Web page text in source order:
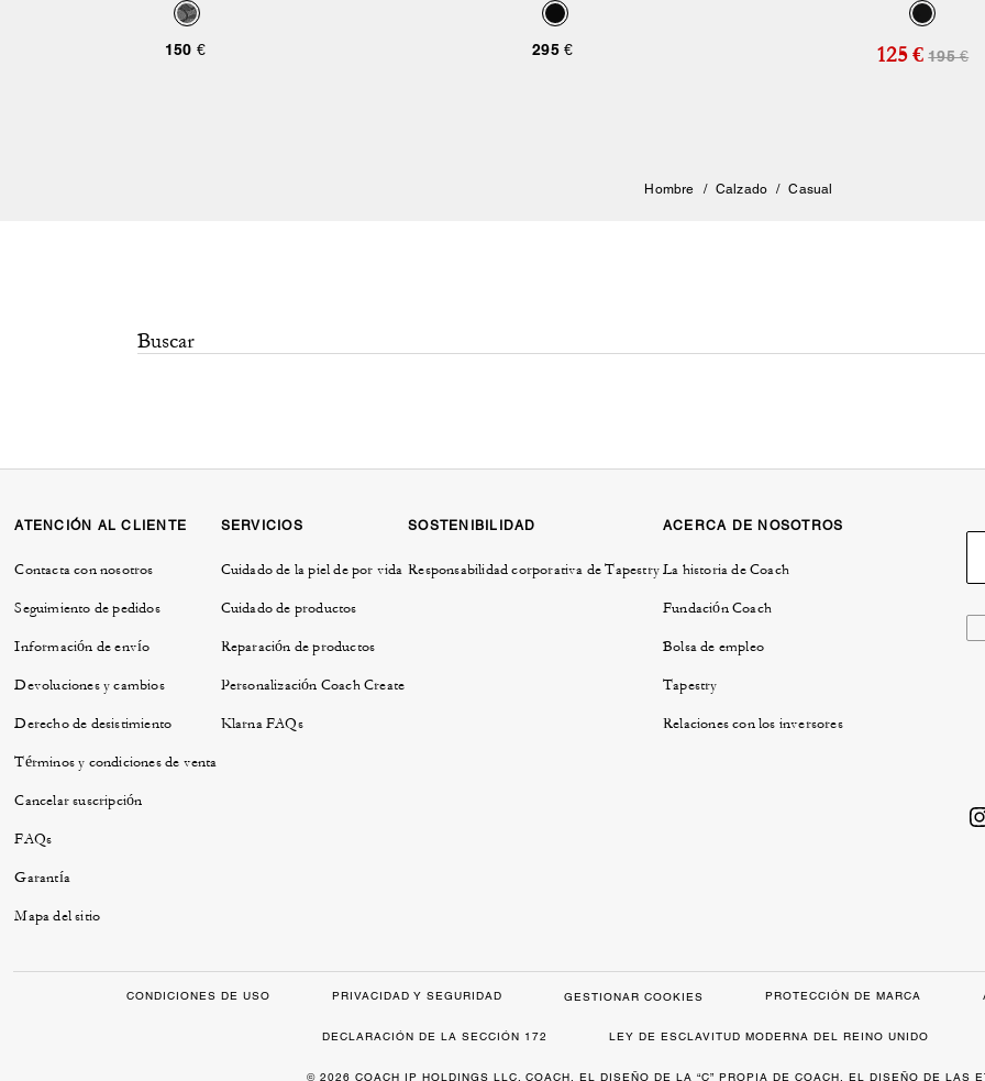
150 € 295 € 125 € 195 €
Hombre / Calzado / Casual
ATENCIÓN AL CLIENTE
Contacta con nosotros
Seguimiento de pedidos
Información de envío
Devoluciones y cambios
Derecho de desistimiento
Términos y condiciones de venta
Cancelar suscripción
FAQs
Garantía
Mapa del sitio
SERVICIOS
Cuidado de la piel de por vida
Cuidado de productos
Reparación de productos
Personalización Coach Create
Klarna FAQs
SOSTENIBILIDAD
Responsabilidad corporativa de Tapestry
ACERCA DE NOSOTROS
La historia de Coach
Fundación Coach
Bolsa de empleo
Tapestry
Relaciones con los inversores
CONDICIONES DE USO PRIVACIDAD Y SEGURIDAD GESTIONAR COOKIES PROTECCIÓN DE MARCA
DECLARACIÓN DE LA SECCIÓN 172 LEY DE ESCLAVITUD MODERNA DEL REINO UNIDO
© 2026 COACH IP HOLDINGS LLC. COACH, EL DISEÑO DE LA “C” PROPIA DE COACH, EL DISEÑO DE LAS